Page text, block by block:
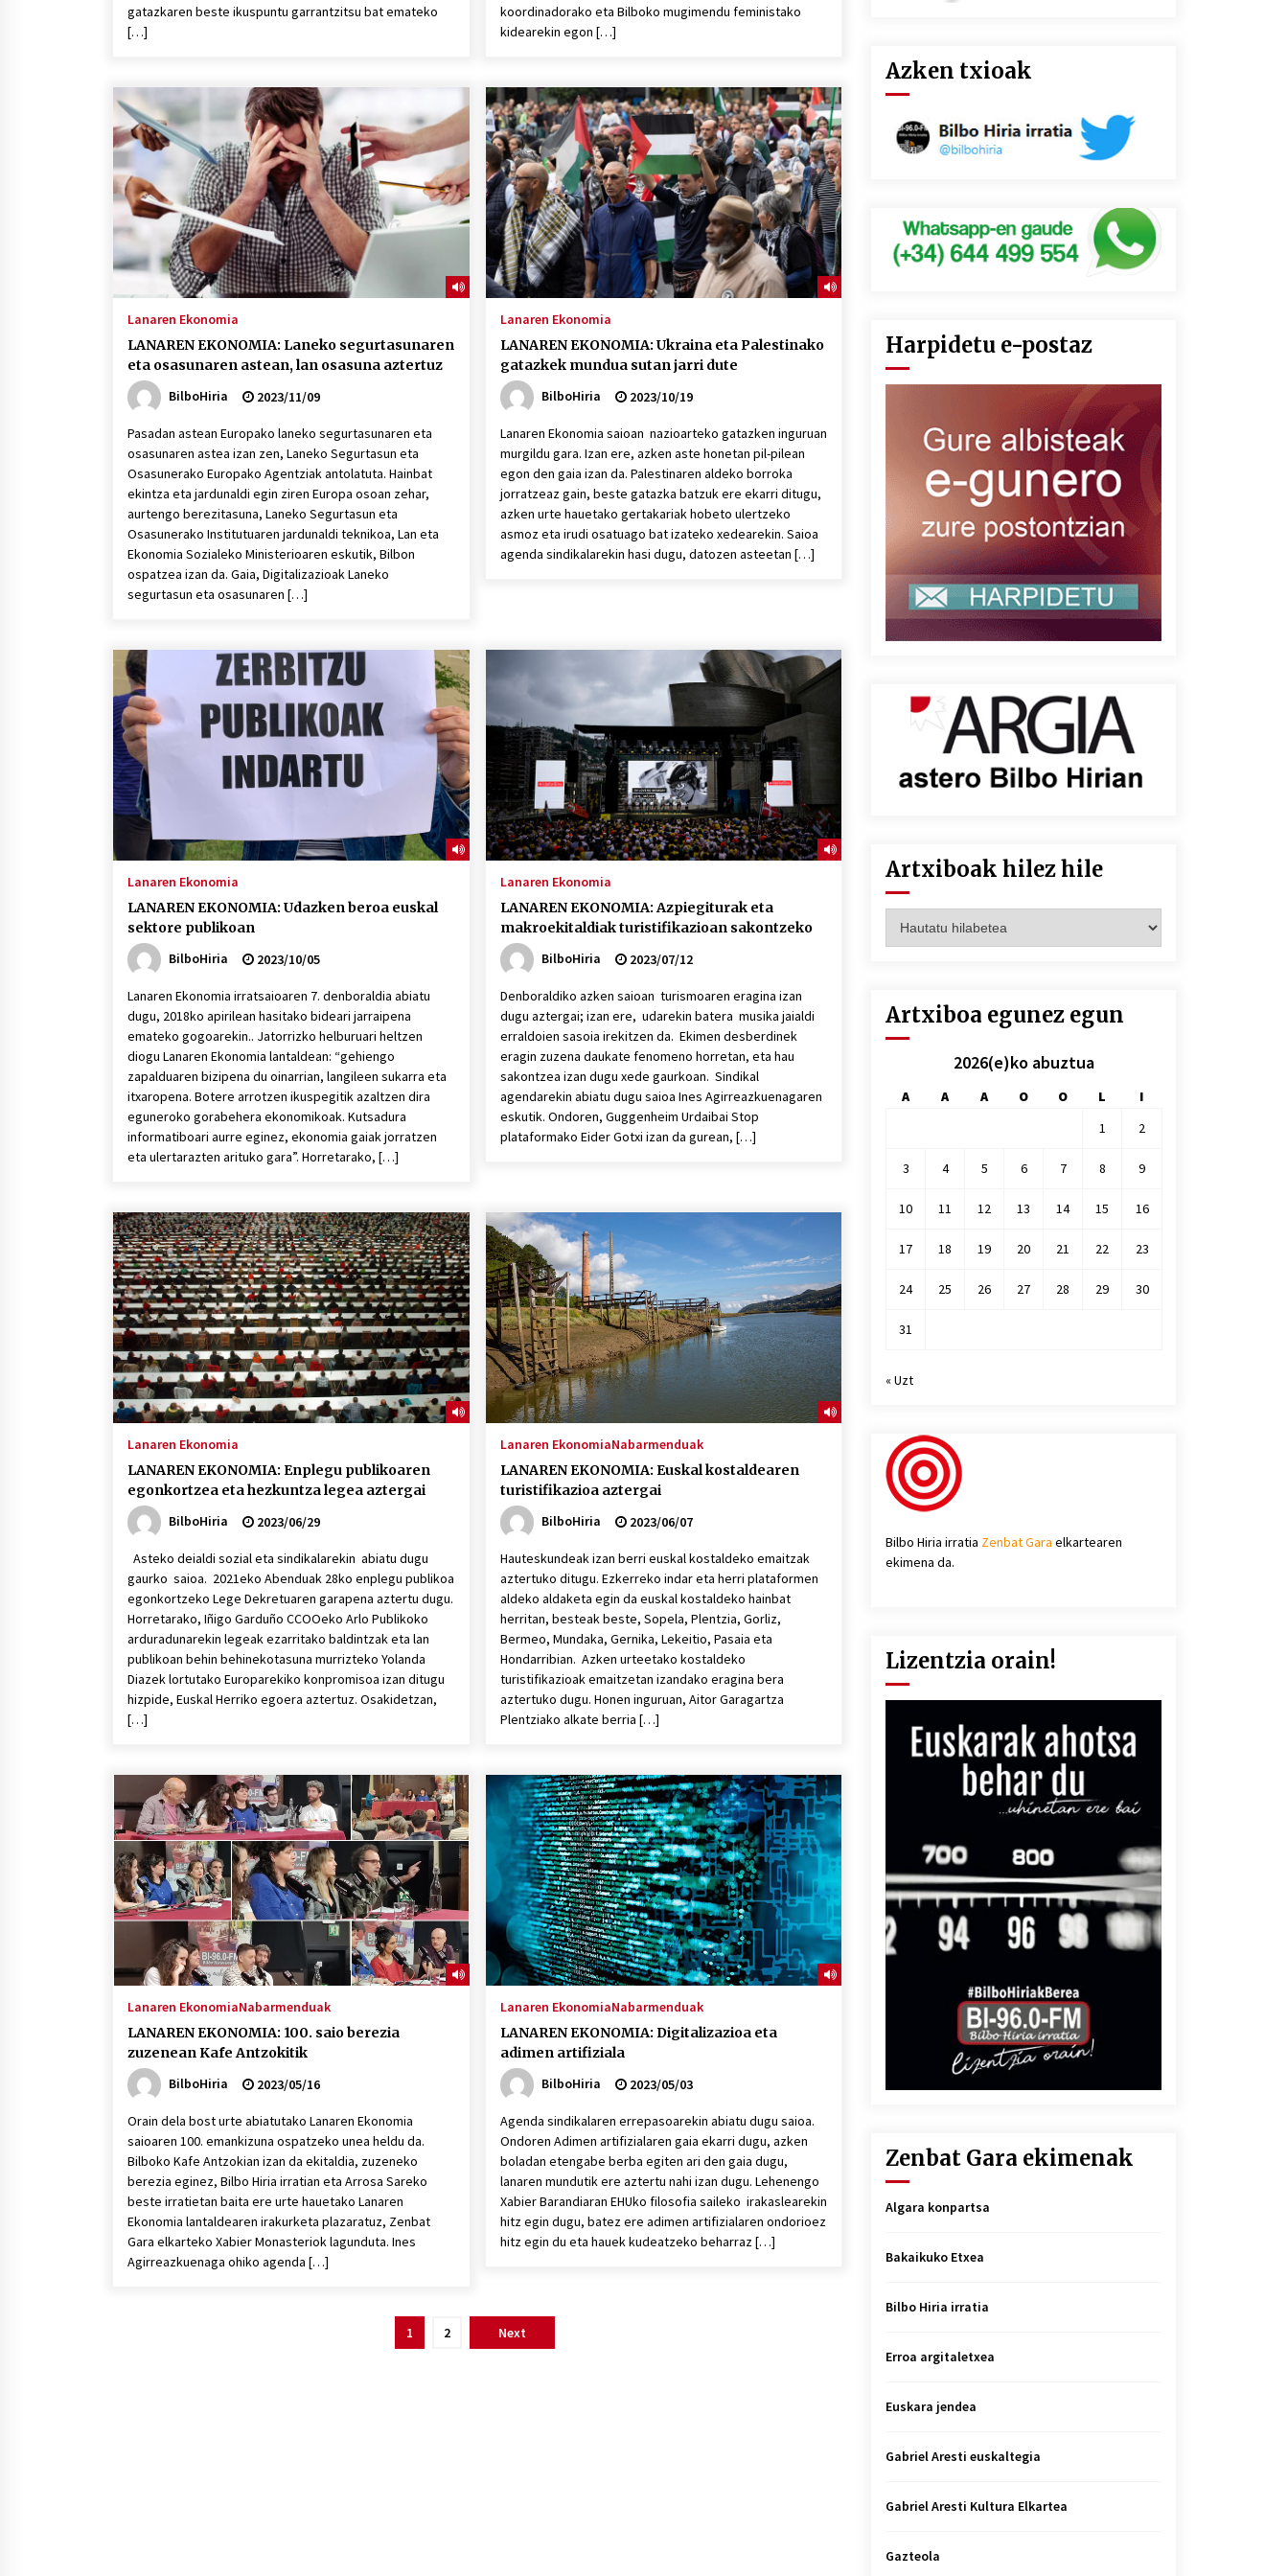
gatazkaren beste ikuspuntu garrantzitsu bat emateko
[…]
koordinadorako eta Bilboko mugimendu feministako
kidearekin egon […]
Lanaren Ekonomia
LANAREN EKONOMIA: Laneko segurtasunaren
eta osasunaren astean, lan osasuna aztertuz
BilboHiria
2023/11/09
Pasadan astean Europako laneko segurtasunaren eta
osasunaren astea izan zen, Laneko Segurtasun eta
Osasunerako Europako Agentziak antolatuta. Hainbat
ekintza eta jardunaldi egin ziren Europa osoan zehar,
aurtengo berezitasuna, Laneko Segurtasun eta
Osasunerako Institutuaren jardunaldi teknikoa, Lan eta
Ekonomia Sozialeko Ministerioaren eskutik, Bilbon
ospatzea izan da. Gaia, Digitalizazioak Laneko
segurtasun eta osasunaren […]
Lanaren Ekonomia
LANAREN EKONOMIA: Ukraina eta Palestinako
gatazkek mundua sutan jarri dute
BilboHiria
2023/10/19
Lanaren Ekonomia saioan nazioarteko gatazken inguruan
murgildu gara. Izan ere, azken aste honetan pil-pilean
egon den gaia izan da. Palestinaren aldeko borroka
jorratzeaz gain, beste gatazka batzuk ere ekarri ditugu,
azken urte hauetako gertakariak hobeto ulertzeko
asmoz eta irudi osatuago bat izateko xedearekin. Saioa
agenda sindikalarekin hasi dugu, datozen asteetan […]
Lanaren Ekonomia
LANAREN EKONOMIA: Udazken beroa euskal
sektore publikoan
BilboHiria
2023/10/05
Lanaren Ekonomia irratsaioaren 7. denboraldia abiatu
dugu, 2018ko apirilean hasitako bideari jarraipena
emateko gogoarekin.. Jatorrizko helburuari heltzen
diogu Lanaren Ekonomia lantaldean: “gehiengo
zapalduaren bizipena du oinarrian, langileen sukarra eta
itxaropena. Botere arrotzen ikuspegitik azaltzen dira
eguneroko gorabehera ekonomikoak. Kutsadura
informatiboari aurre eginez, ekonomia gaiak jorratzen
eta ulertarazten arituko gara”. Horretarako, […]
Lanaren Ekonomia
LANAREN EKONOMIA: Azpiegiturak eta
makroekitaldiak turistifikazioan sakontzeko
BilboHiria
2023/07/12
Denboraldiko azken saioan turismoaren eragina izan
dugu aztergai; izan ere, udarekin batera musika jaialdi
erraldoien sasoia irekitzen da. Ekimen desberdinek
eragin zuzena daukate fenomeno horretan, eta hau
sakontzea izan dugu xede gaurkoan. Sindikal
agendarekin abiatu dugu saioa Ines Agirreazkuenagaren
eskutik. Ondoren, Guggenheim Urdaibai Stop
plataformako Eider Gotxi izan da gurean, […]
Lanaren Ekonomia
LANAREN EKONOMIA: Enplegu publikoaren
egonkortzea eta hezkuntza legea aztergai
BilboHiria
2023/06/29
Asteko deialdi sozial eta sindikalarekin abiatu dugu
gaurko saioa. 2021eko Abenduak 28ko enplegu publikoa
egonkortzeko Lege Dekretuaren garapena aztertu dugu.
Horretarako, Iñigo Garduño CCOOeko Arlo Publikoko
arduradunarekin legeak ezarritako baldintzak eta lan
publikoan behin behinekotasuna murrizteko Yolanda
Diazek lortutako Europarekiko konpromisoa izan ditugu
hizpide, Euskal Herriko egoera aztertuz. Osakidetzan,
[…]
Lanaren EkonomiaNabarmenduak
LANAREN EKONOMIA: Euskal kostaldearen
turistifikazioa aztergai
BilboHiria
2023/06/07
Hauteskundeak izan berri euskal kostaldeko emaitzak
aztertuko ditugu. Ezkerreko indar eta herri plataformen
aldeko aldaketa egin da euskal kostaldeko hainbat
herritan, besteak beste, Sopela, Plentzia, Gorliz,
Bermeo, Mundaka, Gernika, Lekeitio, Pasaia eta
Hondarribian. Azken urteetako kostaldeko
turistifikazioak emaitzetan izandako eragina bera
aztertuko dugu. Honen inguruan, Aitor Garagartza
Plentziako alkate berria […]
Lanaren EkonomiaNabarmenduak
LANAREN EKONOMIA: 100. saio berezia
zuzenean Kafe Antzokitik
BilboHiria
2023/05/16
Orain dela bost urte abiatutako Lanaren Ekonomia
saioaren 100. emankizuna ospatzeko unea heldu da.
Bilboko Kafe Antzokian izan da ekitaldia, zuzeneko
berezia eginez, Bilbo Hiria irratian eta Arrosa Sareko
beste irratietan baita ere urte hauetako Lanaren
Ekonomia lantaldearen irakurketa plazaratuz, Zenbat
Gara elkarteko Xabier Monasteriok lagunduta. Ines
Agirreazkuenaga ohiko agenda […]
Lanaren EkonomiaNabarmenduak
LANAREN EKONOMIA: Digitalizazioa eta
adimen artifiziala
BilboHiria
2023/05/03
Agenda sindikalaren errepasoarekin abiatu dugu saioa.
Ondoren Adimen artifizialaren gaia ekarri dugu, azken
boladan etengabe berba egiten ari den gaia dugu,
lanaren mundutik ere aztertu nahi izan dugu. Lehenengo
Xabier Barandiaran EHUko filosofia saileko irakaslearekin
hitz egin dugu, batez ere adimen artifizialaren ondorioez
hitz egin du eta hauek kudeatzeko beharraz […]
1 2 Next
Azken txioak
Harpidetu e-postaz
Artxiboak hilez hile
hilez
Artxiboa egunez egun
2026(e)ko abuztua
A A A O O L
I
1
2
3 4 5 6 7 8 9
10 11 12 13 14 15 16
17 18 19 20 21 22 23
24 25 26 27 28 29 30
31
« Uzt
Bilbo Hiria irratia Zenbat Gara elkartearen
ekimena da.
Lizentzia orain!
Zenbat Gara ekimenak
Algara konpartsa
Bakaikuko Etxea
Bilbo Hiria irratia
Erroa argitaletxea
Euskara jendea
Gabriel Aresti euskaltegia
Gabriel Aresti Kultura Elkartea
Gazteola